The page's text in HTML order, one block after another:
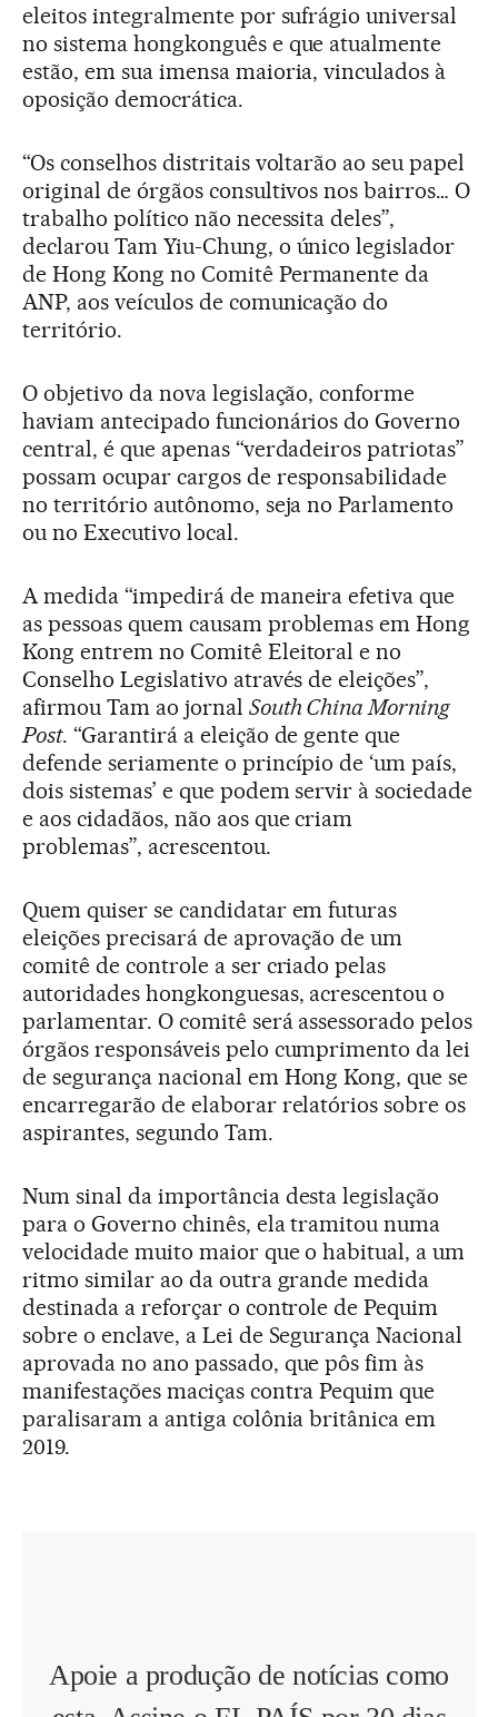
eleitos integralmente por sufrágio universal
no sistema hongkonguês e que atualmente
estão, em sua imensa maioria, vinculados à
oposição democrática.
“Os conselhos distritais voltarão ao seu papel
original de órgãos consultivos nos bairros… O
trabalho político não necessita deles”,
declarou Tam Yiu-Chung, o único legislador
de Hong Kong no Comitê Permanente da
ANP, aos veículos de comunicação do
território.
O objetivo da nova legislação, conforme
haviam antecipado funcionários do Governo
central, é que apenas “verdadeiros patriotas”
possam ocupar cargos de responsabilidade
no território autônomo, seja no Parlamento
ou no Executivo local.
A medida “impedirá de maneira efetiva que
as pessoas quem causam problemas em Hong
Kong entrem no Comitê Eleitoral e no
Conselho Legislativo através de eleições”,
afirmou Tam ao jornal South China Morning
Post. “Garantirá a eleição de gente que
defende seriamente o princípio de ‘um país,
dois sistemas’ e que podem servir à sociedade
e aos cidadãos, não aos que criam
problemas”, acrescentou.
Quem quiser se candidatar em futuras
eleições precisará de aprovação de um
comitê de controle a ser criado pelas
autoridades hongkonguesas, acrescentou o
parlamentar. O comitê será assessorado pelos
órgãos responsáveis pelo cumprimento da lei
de segurança nacional em Hong Kong, que se
encarregarão de elaborar relatórios sobre os
aspirantes, segundo Tam.
Num sinal da importância desta legislação
para o Governo chinês, ela tramitou numa
velocidade muito maior que o habitual, a um
ritmo similar ao da outra grande medida
destinada a reforçar o controle de Pequim
sobre o enclave, a Lei de Segurança Nacional
aprovada no ano passado, que pôs fim às
manifestações maciças contra Pequim que
paralisaram a antiga colônia britânica em
2019.
Apoie a produção de notícias como